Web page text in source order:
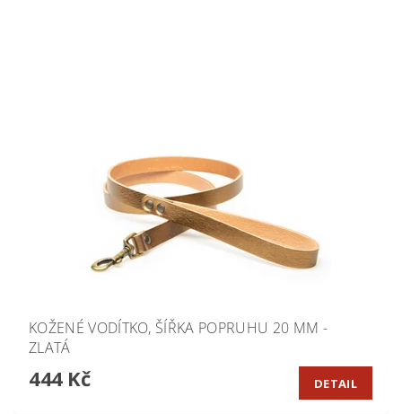
KOŽENÉ VODÍTKO, ŠÍŘKA POPRUHU 20 MM -
ZLATÁ
444 Kč DETAIL